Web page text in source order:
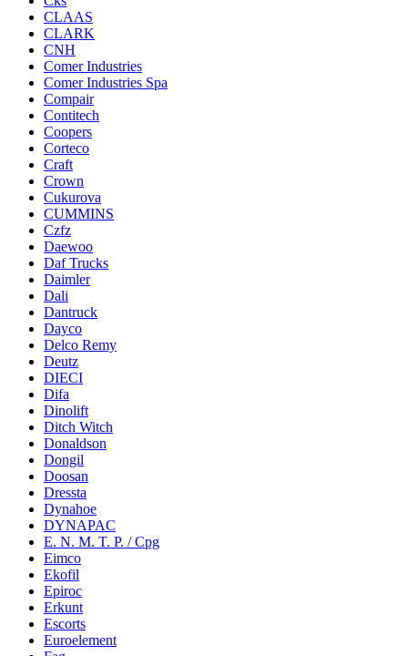
CLAAS
CLARK
CNH
Comer Industries
Comer Industries Spa
Compair
Contitech
Coopers
Corteco
Craft
Crown
Cukurova
CUMMINS
Czfz
Daewoo
Daf Trucks
Daimler
Dali
Dantruck
Dayco
Delco Remy
Deutz
DIECI
Difa
Dinolift
Ditch Witch
Donaldson
Dongil
Doosan
Dressta
Dynahoe
DYNAPAC
E. N. M. T. P. / Cpg
Eimco
Ekofil
Epiroc
Erkunt
Escorts
Euroelement